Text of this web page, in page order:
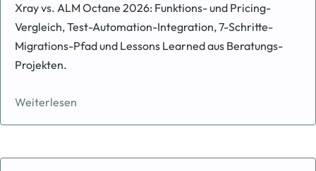
Xray vs. ALM Octane 2026: Funktions- und Pricing-
Vergleich, Test-Automation-Integration, 7-Schritte-
Migrations-Pfad und Lessons Learned aus Beratungs-
Projekten.
Weiterlesen